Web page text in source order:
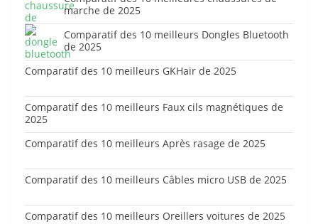
marche de 2025
Comparatif des 10 meilleurs Dongles Bluetooth
de 2025
Comparatif des 10 meilleurs GKHair de 2025
Comparatif des 10 meilleurs Faux cils magnétiques de
2025
Comparatif des 10 meilleurs Après rasage de 2025
Comparatif des 10 meilleurs Câbles micro USB de 2025
Comparatif des 10 meilleurs Oreillers voitures de 2025